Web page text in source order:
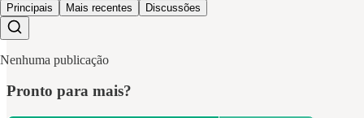
Principais Mais recentes Discussões
Nenhuma publicação
Pronto para mais?